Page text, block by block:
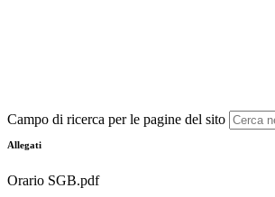
Campo di ricerca per le pagine del sito
Allegati
Orario SGB.pdf